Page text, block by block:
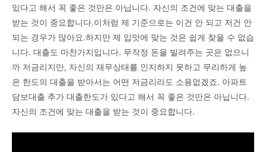
있다고 해서 꼭 좋은 것만은 아닙니다. 자신의 조건에 맞는 대출을
받는 것이 중요합니다.이처럼 제 기준으로는 이건 안 되고 저건 안
되는 경우가 많아요.하지만 제 입맛에 맞는 것은 쉽게 찾을 수 없습
니다. 대출도 마찬가지입니다. 무작정 돈을 빌려주는 곳은 없으니
까 저금리지만, 자신의 재무상태를 인지하지 못하고 무리하게 높
은 한도의 대출을 받아서는 어떤 저금리라도 소용없겠죠. 아파트
담보대출 추가 대출한도가 있다고 해서 꼭 좋은 것만은 아닙니다.
자신의 조건에 맞는 대출을 받는 것이 중요합니다.